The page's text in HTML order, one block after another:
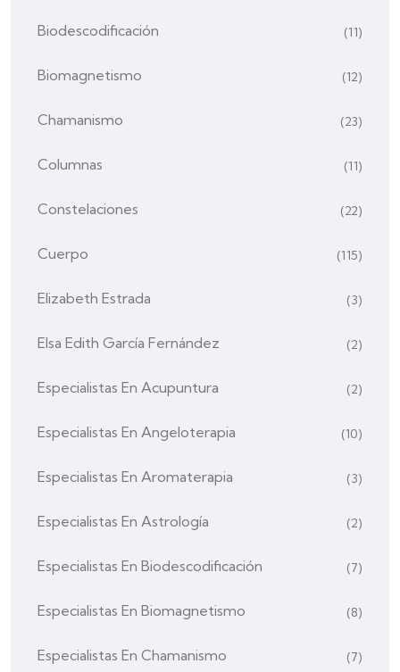
Biodescodificación (11)
Biomagnetismo (12)
Chamanismo (23)
Columnas (11)
Constelaciones (22)
Cuerpo (115)
Elizabeth Estrada (3)
Elsa Edith García Fernández (2)
Especialistas En Acupuntura (2)
Especialistas En Angeloterapia (10)
Especialistas En Aromaterapia (3)
Especialistas En Astrología (2)
Especialistas En Biodescodificación (7)
Especialistas En Biomagnetismo (8)
Especialistas En Chamanismo (7)